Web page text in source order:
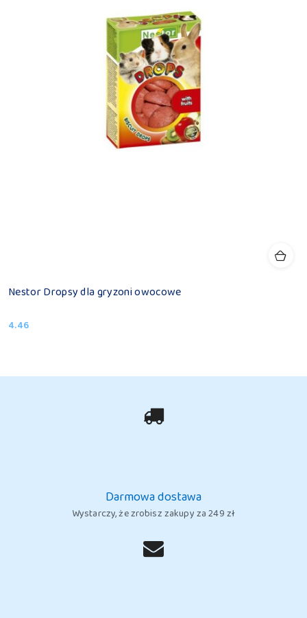
Nestor Dropsy dla gryzoni owocowe
Cena:
4.46
Darmowa dostawa
Wystarczy, że zrobisz zakupy za 249 zł